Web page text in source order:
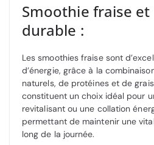
Smoothie fraise et
durable :
Les smoothies fraise sont
d’énergie, grâce à la
naturels, de protéines et de
constituent un choix idéal pour
revitalisant ou une collation
permettant de maintenir une
long de la journée.